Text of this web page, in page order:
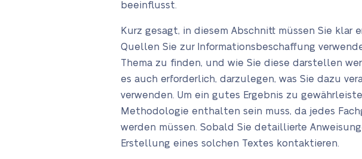
beeinflusst.
Kurz gesagt, in diesem Abschnitt müssen Sie klar
Quellen Sie zur Informationsbeschaffung
Thema zu finden, und wie Sie diese darstellen
es auch erforderlich, darzulegen, was Sie dazu
verwenden. Um ein gutes Ergebnis zu
Methodologie enthalten sein muss, da jedes
werden müssen. Sobald Sie detaillierte
Erstellung eines solchen Textes kontaktieren.